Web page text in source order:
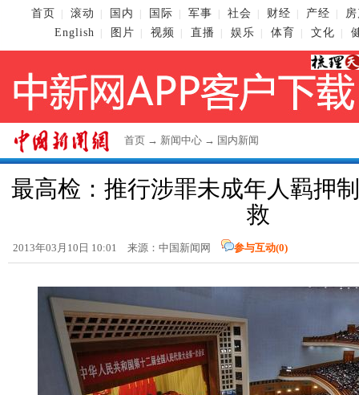
首页 滚动 国内 国际 军事 社会 财经 产经
English
图片 视频 直播 娱乐 体育 文化
首页 → 新闻中心 → 国内新闻
最高检：推行涉罪未成年人羁押
救
2013年03月10日 10:01 来源： 中国新闻网 参与互动(0)